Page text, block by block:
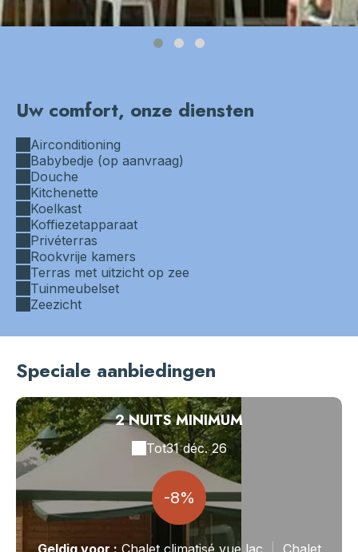
Uw comfort, onze diensten
Airconditioning
Babybedje (op aanvraag)
Douche
Kitchenette
Koelkast
Koffiezetapparaat
Privéterras
Rookvrije kamers
Terras met uitzicht op zee
Tuinmeubelset
Zeezicht
Speciale aanbiedingen
2 NUITS MINIMUM
Tot31 déc. 26
-8%